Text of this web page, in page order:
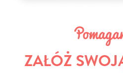
ZAŁÓŻ